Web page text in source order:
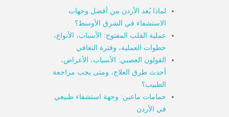
عن ميدكس
خدماتنا
عن الاردن
احجز موعدك الان مع
الأخبار
أسئلة شائعة
لماذا يُعد الأردن من أفضل وجهات
الاستشفاء في الشرق الأوسط؟
عملية القلب المفتوح: الأسباب، الأنواع،
خطوات العملية، وفترة التعافي
القولون العصبي: الأسباب، الأعراض،
أحدث طرق العلاج، ومتى يجب مراجعة
الطبيب؟
حمامات ماعين: وجهة استشفاء طبيعي
في الأردن